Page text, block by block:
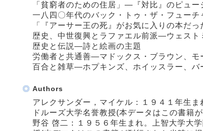
「貧窮者のための住居」―『対比』のピュー
一八四〇年代のバック・トゥ・ザ・フュー
「『アーサー王の死』がお気に入りの本だ
歴史、中世復興とラファエル前派―ウェス
歴史と伝説―詩と絵画の主題
労働者と共通善―マドックス・ブラウン、モ
百合と雑草―ホプキンズ、ホイッスラー、バ
Authors
アレクサンダー，マイケル：１９４１年生
ドルーズ大学名誉教授(本データはこの書籍
野谷 啓二：１９５６年生まれ。上智大学大